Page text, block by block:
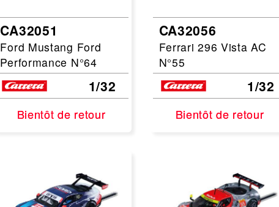
CA32051
Ford Mustang Ford
Performance N°64
1/32
Bientôt de retour
Bientôt de retour
CA32056
Ferrari 296 Vista AC
N°55
1/32
Bientôt de retour
Bientôt de retour